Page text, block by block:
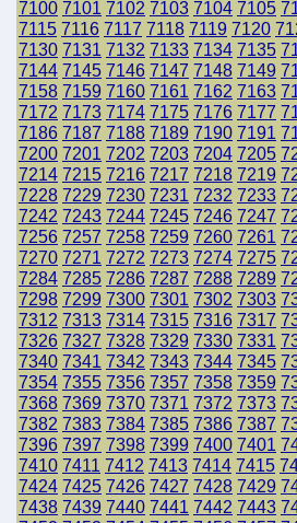
7100 7101 7102 7103 7104 7105
7115 7116 7117 7118 7119 7120
7130 7131 7132 7133 7134 7135
7144 7145 7146 7147 7148 7149
7158 7159 7160 7161 7162 7163
7172 7173 7174 7175 7176 7177
7186 7187 7188 7189 7190 7191
7200 7201 7202 7203 7204 7205
7214 7215 7216 7217 7218 7219
7228 7229 7230 7231 7232 7233
7242 7243 7244 7245 7246 7247
7256 7257 7258 7259 7260 7261
7270 7271 7272 7273 7274 7275
7284 7285 7286 7287 7288 7289
7298 7299 7300 7301 7302 7303
7312 7313 7314 7315 7316 7317
7326 7327 7328 7329 7330 7331
7340 7341 7342 7343 7344 7345
7354 7355 7356 7357 7358 7359
7368 7369 7370 7371 7372 7373
7382 7383 7384 7385 7386 7387
7396 7397 7398 7399 7400 7401
7410 7411 7412 7413 7414 7415
7424 7425 7426 7427 7428 7429
7438 7439 7440 7441 7442 7443